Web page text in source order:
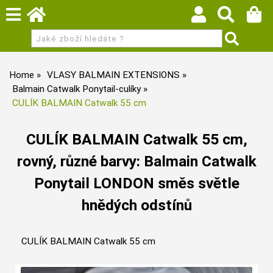
Home
VLASY BALMAIN EXTENSIONS
Balmain Catwalk Ponytail-culíky
CULÍK BALMAIN Catwalk 55 cm
CULÍK BALMAIN Catwalk 55 cm,
rovný, různé barvy: Balmain Catwalk
Ponytail LONDON směs světle
hnědých odstínů
CULÍK BALMAIN Catwalk 55 cm